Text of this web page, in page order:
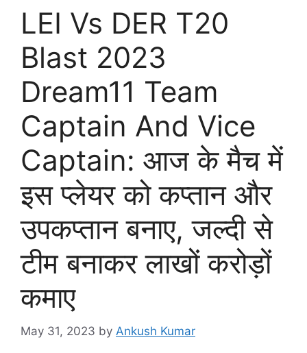
LEI Vs DER T20
Blast 2023
Dream11 Team
Captain And Vice
Captain: आज के मैच में
इस प्लेयर को कप्तान और
उपकप्तान बनाए, जल्दी से
टीम बनाकर लाखों करोड़ों
कमाए
May 31, 2023 by Ankush Kumar